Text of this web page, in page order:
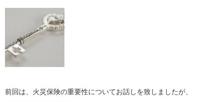
前回は、火災保険の重要性についてお話しを致しましたが、